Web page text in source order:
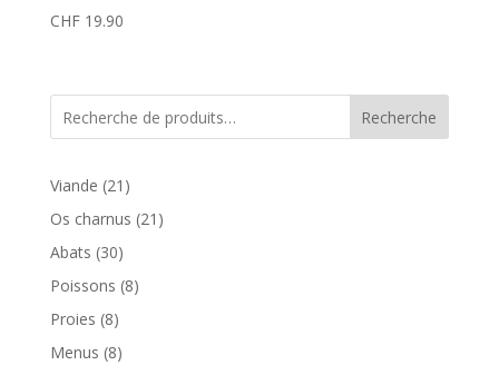
CHF19.90
Recherche
Viande 21 21
produits
Os charnus 21 21
Abats 3030
produits
Poissons 88
Proies 88
produits
Menus 88